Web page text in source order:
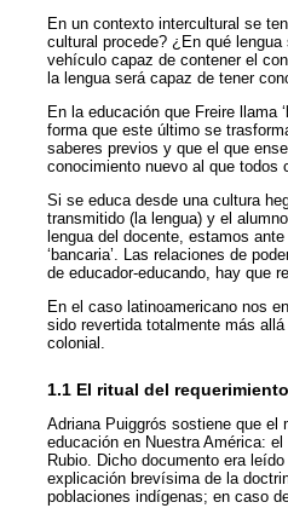
En un contexto intercultural se
cultural procede? ¿En qué
vehículo capaz de contener el
la lengua será capaz de tener
En la educación que Freire llama
forma que este último se
saberes previos y que el que
conocimiento nuevo al que todos
Si se educa desde una cultura
transmitido (la lengua) y el
lengua del docente, estamos
‘bancaria’. Las relaciones de
de educador-educando, hay que
En el caso latinoamericano nos
sido revertida totalmente más
colonial.
1.1 El ritual del
Adriana Puiggrós sostiene que el
educación en Nuestra América:
Rubio. Dicho documento era
explicación brevísima de la
poblaciones indígenas; en caso